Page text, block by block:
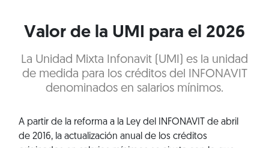
Valor de la UMI para el 2026
La Unidad Mixta Infonavit (UMI) es la unidad
de medida para los créditos del INFONAVIT
denominados en salarios mínimos.
A partir de la reforma a la Ley del INFONAVIT de abril
de 2016, la actualización anual de los créditos